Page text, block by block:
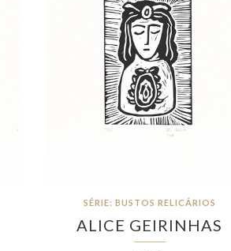
SÉRIE: BUSTOS RELICÁRIOS
ALICE GEIRINHAS